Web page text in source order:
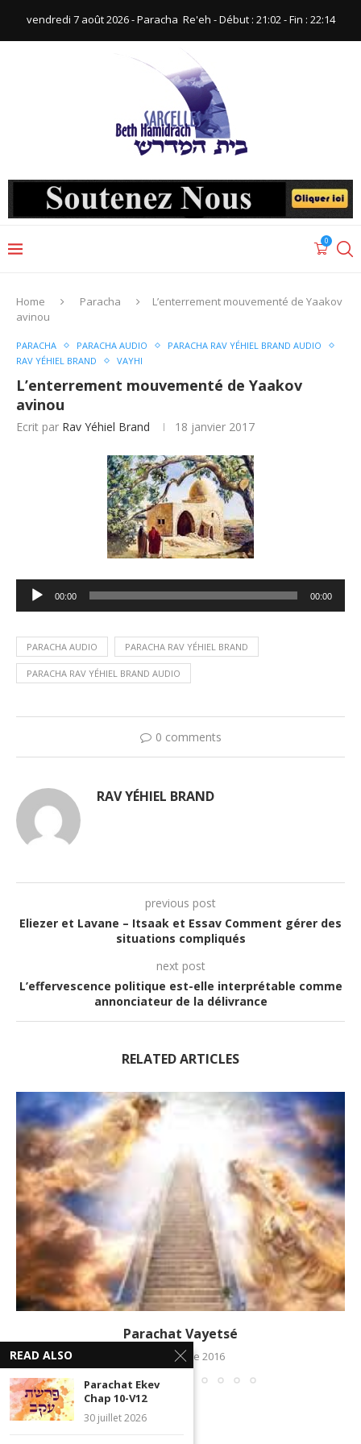
vendredi 7 août 2026 - Paracha ‪ Re'eh‬ - Début : 21:02‬ - Fin : ‪22:14‬
0
Home Paracha
L’enterrement mouvementé de Yaakov
avinou
PARACHA PARACHA AUDIO
PARACHA RAV YÉHIEL BRAND AUDIO
RAV YÉHIEL BRAND
VAYHI
L’enterrement mouvementé de Yaakov
avinou
Ecrit par Rav Yéhiel Brand 18 janvier 2017
Lecteur
audio
00:00 00:00
PARACHA AUDIO PARACHA RAV YÉHIEL BRAND
PARACHA RAV YÉHIEL BRAND AUDIO
0 comments
RAV YÉHIEL BRAND
previous post
Eliezer et Lavane – Itsaak et Essav Comment gérer des
situations compliqués
next post
L’effervescence politique est-elle interprétable comme
annonciateur de la délivrance
RELATED ARTICLES
Parachat Vayetsé
15 décembre 2016
READ ALSO
Parachat Ekev
Chap 10-V12
30 juillet 2026